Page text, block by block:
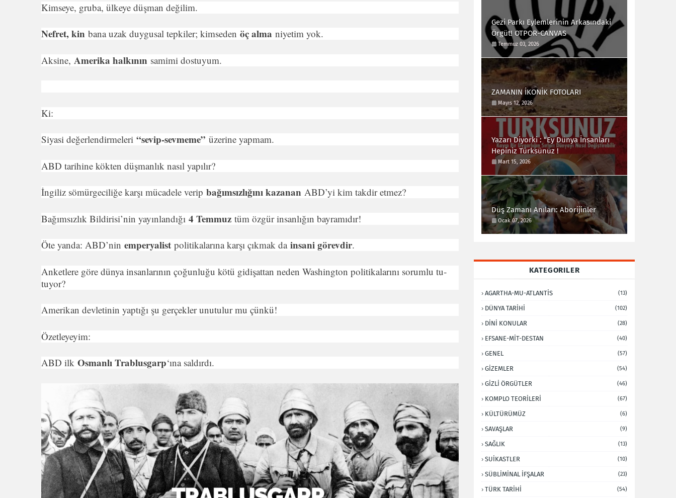
Kimseye, gruba, ülkeye düşman değilim.
Nefret, kin bana uzak duygusal tepkiler; kimse­den öç alma niyetim yok.
Aksine, Amerika halkı­nın samimi dostuyum.
Ki:
Siyasi değerlendirmele­ri “sevip-sevmeme” üzeri­ne yapmam.
ABD tarihine kökten düşmanlık nasıl yapılır?
İngiliz sömürgeciliğe karşı mücadele verip bağımsızlı­ğını kazanan ABD’yi kim takdir etmez?
Bağımsızlık Bildirisi’nin yayınlandığı 4 Temmuz tüm özgür insanlı­ğın bayramıdır!
Öte yanda: ABD’nin em­peryalist politikalarına karşı çıkmak da insani görevdir.
Anketlere göre dünya insanlarının çoğunluğu kötü gidişattan neden Washing­ton politikalarını sorumlu tu­
tuyor?
Amerikan devletinin yaptığı şu gerçekler unutulur mu çünkü!
Özetleyeyim:
ABD ilk Osmanlı Trab­lusgarp‘ına saldırdı.
Gezi Parkı Eylemlerinin Arkasındaki
Örgüt! OTPOR-CANVAS
Temmuz 03, 2026
ZAMANIN İKONİK FOTOLARI
Mayıs 12, 2026
Yazarı Diyorki : “Ey Dünya İnsanları
Hepiniz Türksünüz !
Mart 15, 2026
Düş Zamanı Anıları: Aborijinler
Ocak 07, 2026
KATEGORILER
AGARTHA-MU-ATLANTİS (13)
DÜNYA TARİHİ (102)
DİNİ KONULAR (28)
EFSANE-MİT-DESTAN (40)
GENEL (57)
GİZEMLER (54)
GİZLİ ÖRGÜTLER (46)
KOMPLO TEORİLERİ (67)
KÜLTÜRÜMÜZ (6)
SAVAŞLAR (9)
SAĞLIK (13)
SUİKASTLER (10)
SÜBLİMİNAL İFŞALAR (23)
TÜRK TARİHİ (54)